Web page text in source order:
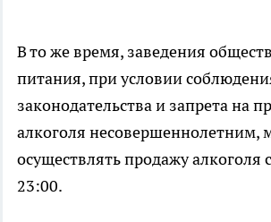
В то же время, заведения
питания, при условии
законодательства и запрета на
алкоголя несовершеннолетним,
осуществлять продажу алкоголя
23:00.